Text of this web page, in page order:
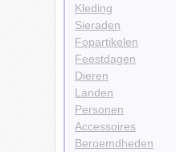
Kleding
Sieraden
Fopartikelen
Feestdagen
Dieren
Landen
Personen
Accessoires
Beroemdheden